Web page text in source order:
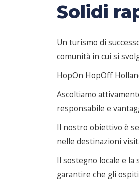
Solidi
Un turismo di
comunità in cui si
HopOn HopOff
Ascoltiamo
responsabile e
Il nostro obiettivo è
nelle destinazioni
Il sostegno locale e
garantire che gli